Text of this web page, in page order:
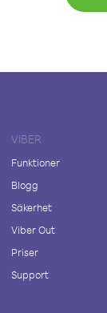
VIBER
Funktioner
Blogg
Säkerhet
Viber Out
Priser
Support